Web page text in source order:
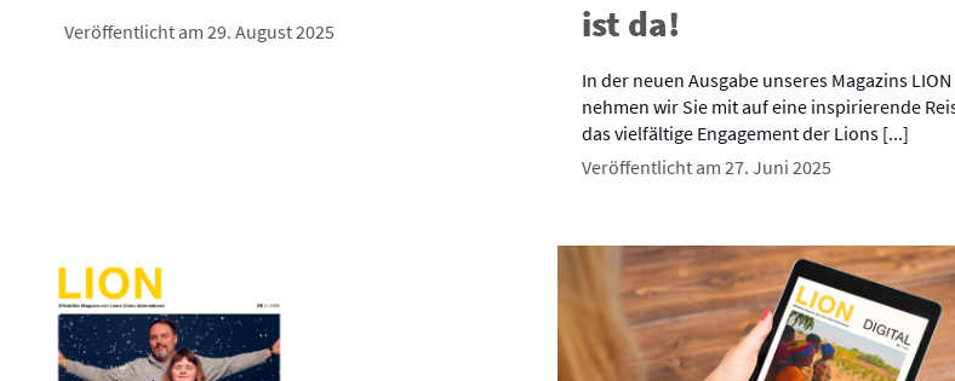
Veröffentlicht am 29. August 2025
ist da!
In der neuen Ausgabe unseres Magazins
nehmen wir Sie mit auf eine inspirierende
das vielfältige Engagement der Lions [...]
Veröffentlicht am 27. Juni 2025